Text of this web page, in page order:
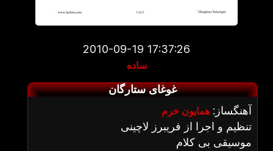
2010-09-19 17:37:26
ساده
غوغای ستارگان
آهنگساز: همایون خرم
تنظیم و اجرا از فریبرز لاچینی
موسیقی بی کلام